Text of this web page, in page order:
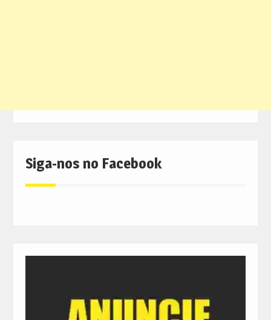
Siga-nos no Facebook